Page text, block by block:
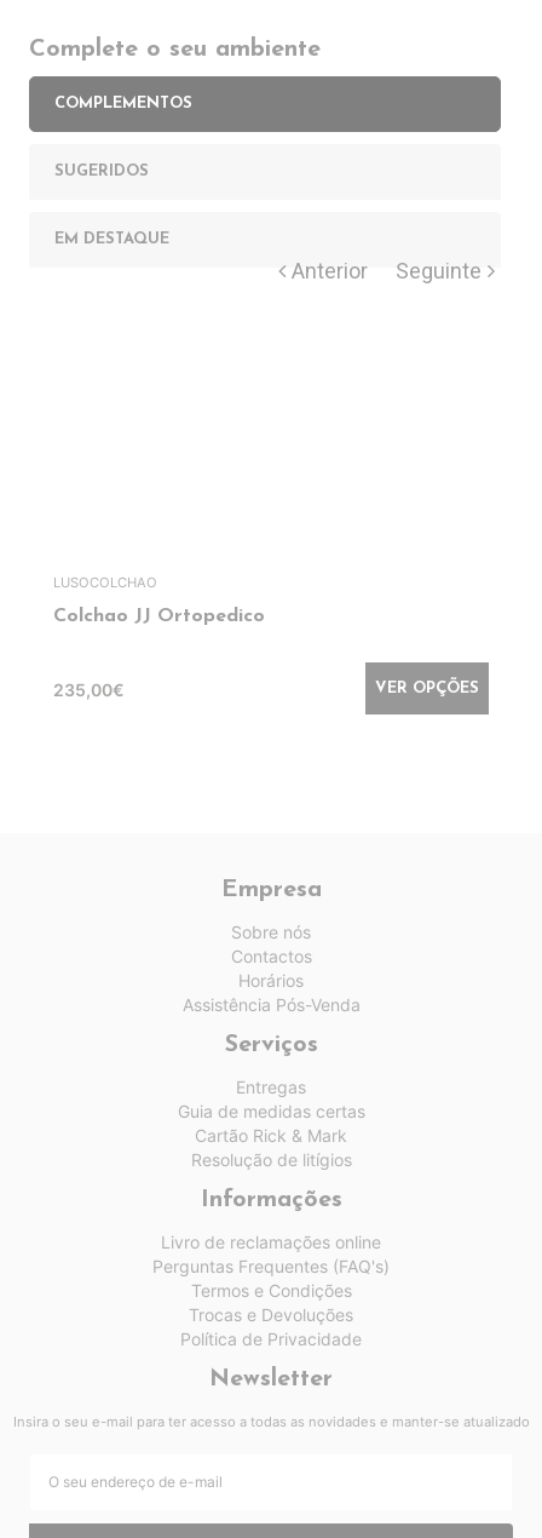
Complete o seu ambiente
COMPLEMENTOS
SUGERIDOS
EM DESTAQUE
LUSOCOLCHAO
Colchao JJ Ortopedico
235,00€ VER OPÇÕES
Empresa
Sobre nós
Contactos
Horários
Assistência Pós-Venda
Serviços
Entregas
Guia de medidas certas
Cartão Rick & Mark
Resolução de litígios
Informações
Livro de reclamações online
Perguntas Frequentes (FAQ's)
Termos e Condições
Trocas e Devoluções
Política de Privacidade
Newsletter
Insira o seu e-mail para ter acesso a todas as novidades e manter-se atualizado